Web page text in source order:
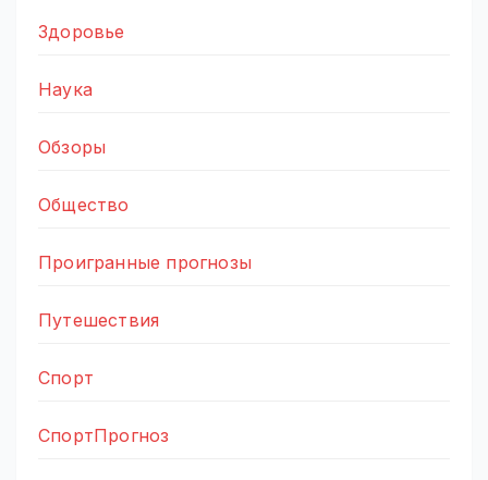
Здоровье
Наука
Обзоры
Общество
Проигранные прогнозы
Путешествия
Спорт
СпортПрогноз